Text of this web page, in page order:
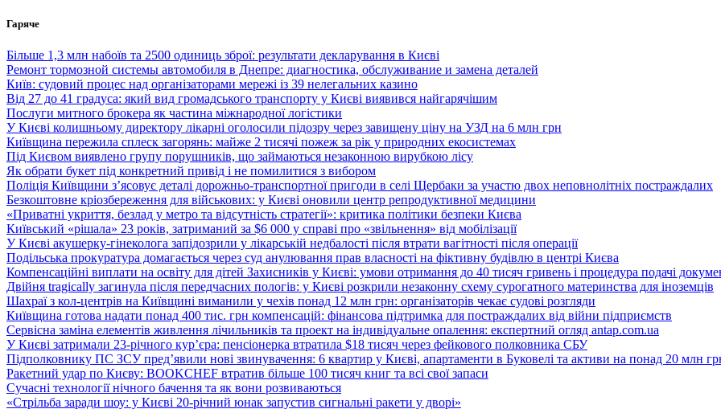
Перейти
вмісту
Гаряче
Більше 1,3 млн набоїв та 2500 одиниць зброї: результати декларування в Києві
Ремонт тормозной системы автомобиля в Днепре: диагностика, обслуживание и замена деталей
Київ: судовий процес над організаторами мережі із 39 нелегальних казино
Від 27 до 41 градуса: який вид громадського транспорту у Києві виявився найгарячішим
Послуги митного брокера як частина міжнародної логістики
У Києві колишньому директору лікарні оголосили підозру через завищену ціну на УЗД на 6 млн грн
Київщина пережила сплеск загорянь: майже 2 тисячі пожеж за рік у природних екосистемах
Під Києвом виявлено групу порушників, що займаються незаконною вирубкою лісу
Як обрати букет під конкретний привід і не помилитися з вибором
Поліція Київщини з’ясовує деталі дорожньо-транспортної пригоди в селі Щербаки за участю двох неповнолітніх постраждалих
Безкоштовне кріозбереження для військових: у Києві оновили центр репродуктивної медицини
«Приватні укриття, безлад у метро та відсутність стратегії»: критика політики безпеки Києва
Київський «рішала» 23 років, затриманий за $6 000 у справі про «звільнення» від мобілізації
У Києві акушерку-гінеколога запідозрили у лікарській недбалості після втрати вагітності після операції
Подільська прокуратура домагається через суд анулювання прав власності на фіктивну будівлю в центрі Києва
Компенсаційні виплати на освіту для дітей Захисників у Києві: умови отримання до 40 тисяч гривень і процедура подачі
Двійня tragically загинула після передчасних пологів: у Києві розкрили незаконну схему сурогатного материнства для іноземців
Шахраї з кол-центрів на Київщині виманили у чехів понад 12 млн грн: організаторів чекає судові розгляди
Київщина готова надати понад 400 тис. грн компенсацій: фінансова підтримка для постраждалих від війни підприємств
Сервісна заміна елементів живлення лічильників та проект на індивідуальне опалення: експертний огляд antap.com.ua
У Києві затримали 23-річного кур’єра: пенсіонерка втратила $18 тисяч через фейкового полковника СБУ
Підполковнику ПС ЗСУ пред’явили нові звинувачення: 6 квартир у Києві, апартаменти в Буковелі та активи на понад 20 млн
Ракетний удар по Києву: BOOKCHEF втратив більше 100 тисяч книг та всі свої запаси
Сучасні технології нічного бачення та як вони розвиваються
«Стрільба заради шоу: у Києві 20-річний юнак запустив сигнальні ракети у дворі»